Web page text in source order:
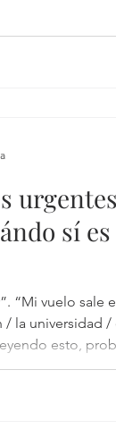
sí
“Mi vuelo sale
la universidad
rápido de lo